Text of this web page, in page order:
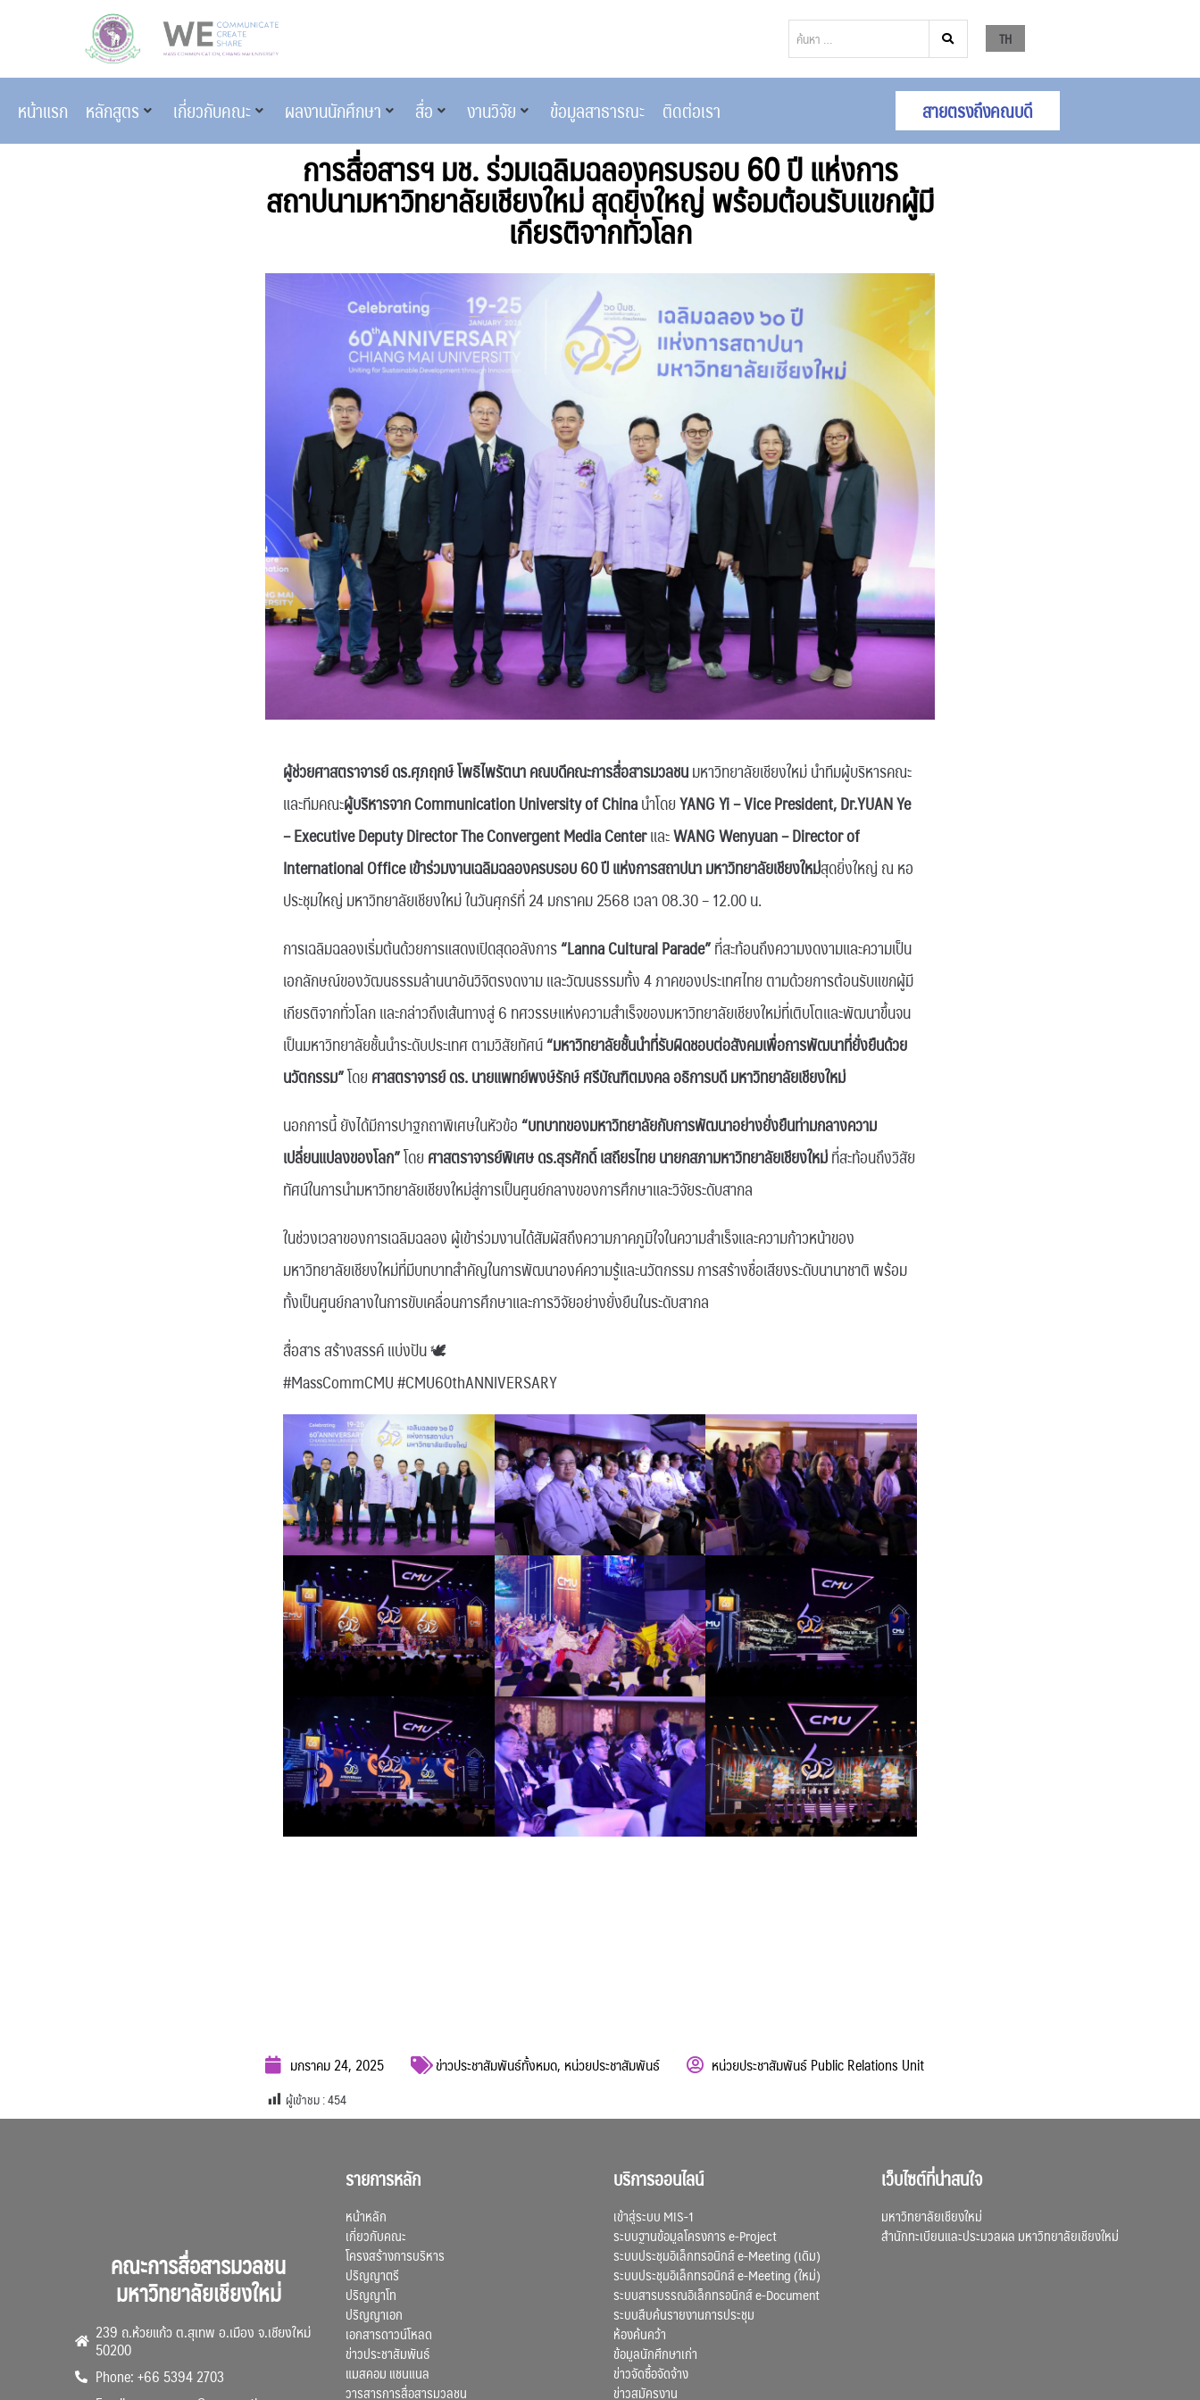
TH
หน้าแรก หลักสูตร เกี่ยวกับคณะ ผลงานนักศึกษา สื่อ งานวิจัย ข้อมูลสาธารณะ ติดต่อเรา สายตรงถึงคณบดี
การสื่อสารฯ มช. ร่วมเฉลิมฉลองครบรอบ 60 ปี แห่งการ
สถาปนามหาวิทยาลัยเชียงใหม่ สุดยิ่งใหญ่ พร้อมต้อนรับแขกผู้มี
เกียรติจากทั่วโลก
ผู้ช่วยศาสตราจารย์ ดร.ศุภฤกษ์ โพธิไพรัตนา คณบดีคณะการสื่อสารมวลชนมหาวิทยาลัยเชียงใหม่ นำทีมผู้บริหารคณะ
และทีมคณะผู้บริหารจาก Communication University of ChinaนำโดยYANG Yi – Vice President, Dr.YUAN Ye
– Executive Deputy Director The Convergent Media CenterและWANG Wenyuan – Director of
International Office เข้าร่วมงานเฉลิมฉลองครบรอบ 60 ปี แห่งการสถาปนา มหาวิทยาลัยเชียงใหม่สุดยิ่งใหญ่ ณ หอ
ประชุมใหญ่ มหาวิทยาลัยเชียงใหม่ ในวันศุกร์ที่ 24 มกราคม 2568 เวลา 08.30 – 12.00 น.
การเฉลิมฉลองเริ่มต้นด้วยการแสดงเปิดสุดอลังการ“Lanna Cultural Parade”ที่สะท้อนถึงความงดงามและความเป็น
เอกลักษณ์ของวัฒนธรรมล้านนาอันวิจิตรงดงาม และวัฒนธรรมทั้ง 4 ภาคของประเทศไทย ตามด้วยการต้อนรับแขกผู้มี
เกียรติจากทั่วโลก และกล่าวถึงเส้นทางสู่ 6 ทศวรรษแห่งความสำเร็จของมหาวิทยาลัยเชียงใหม่ที่เติบโตและพัฒนาขึ้นจน
เป็นมหาวิทยาลัยชั้นนำระดับประเทศ ตามวิสัยทัศน์“มหาวิทยาลัยชั้นนำที่รับผิดชอบต่อสังคมเพื่อการพัฒนาที่ยั่งยืนด้วย
นวัตกรรม”โดยศาสตราจารย์ ดร. นายแพทย์พงษ์รักษ์ ศรีบัณฑิตมงคล อธิการบดี มหาวิทยาลัยเชียงใหม่
นอกการนี้ ยังได้มีการปาฐกถาพิเศษในหัวข้อ“บทบาทของมหาวิทยาลัยกับการพัฒนาอย่างยั่งยืนท่ามกลางความ
เปลี่ยนแปลงของโลก”โดยศาสตราจารย์พิเศษ ดร.สุรศักดิ์ เสถียรไทย นายกสภามหาวิทยาลัยเชียงใหม่ที่สะท้อนถึงวิสัย
ทัศน์ในการนำมหาวิทยาลัยเชียงใหม่สู่การเป็นศูนย์กลางของการศึกษาและวิจัยระดับสากล
ในช่วงเวลาของการเฉลิมฉลอง ผู้เข้าร่วมงานได้สัมผัสถึงความภาคภูมิใจในความสำเร็จและความก้าวหน้าของ
มหาวิทยาลัยเชียงใหม่ที่มีบทบาทสำคัญในการพัฒนาองค์ความรู้และนวัตกรรม การสร้างชื่อเสียงระดับนานาชาติ พร้อม
ทั้งเป็นศูนย์กลางในการขับเคลื่อนการศึกษาและการวิจัยอย่างยั่งยืนในระดับสากล
สื่อสาร สร้างสรรค์ แบ่งปัน 🕊
#MassCommCMU #CMU60thANNIVERSARY
มกราคม 24, 2025 ข่าวประชาสัมพันธ์ทั้งหมด, หน่วยประชาสัมพันธ์ หน่วยประชาสัมพันธ์ Public Relations Unit
ผู้เข้าชม :454
คณะการสื่อสารมวลชน
มหาวิทยาลัยเชียงใหม่
239 ถ.ห้วยแก้ว ต.สุเทพ อ.เมือง จ.เชียงใหม่
50200
Phone: +66 5394 2703
รายการหลัก
หน้าหลัก
เกี่ยวกับคณะ
โครงสร้างการบริหาร
ปริญญาตรี
ปริญญาโท
ปริญญาเอก
เอกสารดาวน์โหลด
ข่าวประชาสัมพันธ์
แมสคอม แชนแนล
วารสารการสื่อสารมวลชน
บริการออนไลน์
เข้าสู่ระบบ MIS-1
ระบบฐานข้อมูลโครงการ e-Project
ระบบประชุมอิเล็กทรอนิกส์ e-Meeting (เดิม)
ระบบประชุมอิเล็กทรอนิกส์ e-Meeting (ใหม่)
ระบบสารบรรณอิเล็กทรอนิกส์ e-Document
ระบบสืบค้นรายงานการประชุม
ห้องค้นคว้า
ข้อมูลนักศึกษาเก่า
ข่าวจัดซื้อจัดจ้าง
ข่าวสมัครงาน
เว็บไซต์ที่น่าสนใจ
มหาวิทยาลัยเชียงใหม่
สำนักทะเบียนและประมวลผล มหาวิทยาลัยเชียงใหม่